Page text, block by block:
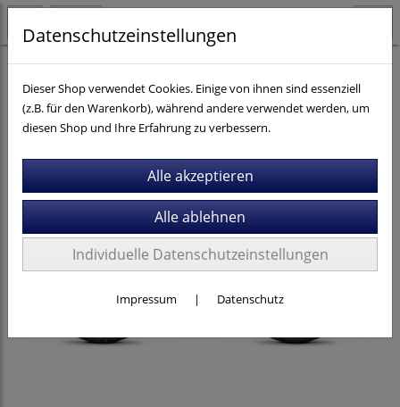
E-Bikes Trekking / City E-Trekking
Datenschutzeinstellungen
Dieser Shop verwendet Cookies. Einige von ihnen sind essenziell
(z.B. für den Warenkorb), während andere verwendet werden, um
diesen Shop und Ihre Erfahrung zu verbessern.
Individuelle Datenschutzeinstellungen
Impressum | Datenschutz